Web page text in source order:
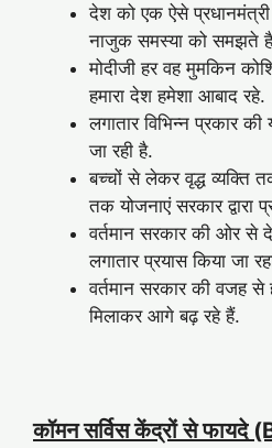
देश को एक ऐसे
नाजुक समस्या को समझते
मोदीजी हर वह मुमकिन
हमारा देश हमेशा आबाद रहे.
लगातार विभिन्न प्रकार की
जा रही है.
बच्चों से लेकर वृद्ध व्यक्ति
तक योजनाएं सरकार द्वारा
वर्तमान सरकार की ओर से
लगातार प्रयास किया जा
वर्तमान सरकार की वजह
मिलाकर आगे बढ़ रहे हैं.
कॉमन सर्विस केंद्रों से